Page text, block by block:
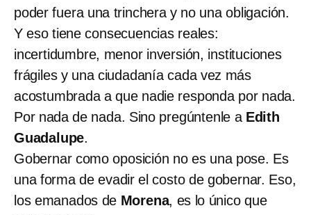
poder fuera una trinchera y no una obligación.
Y eso tiene consecuencias reales:
incertidumbre, menor inversión, instituciones
frágiles y una ciudadanía cada vez más
acostumbrada a que nadie responda por nada.
Por nada de nada. Sino pregúntenle a Edith
Guadalupe.
Gobernar como oposición no es una pose. Es
una forma de evadir el costo de gobernar. Eso,
los emanados de Morena, es lo único que